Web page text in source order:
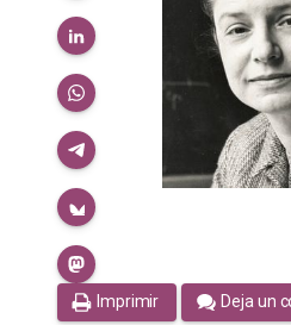
Imprimir Deja un